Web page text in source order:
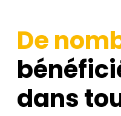
De
dans